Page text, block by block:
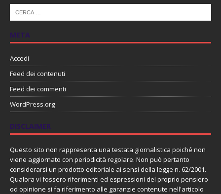
META
Accedi
Feed dei contenuti
Feed dei commenti
WordPress.org
DISCLAIMER
Questo sito non rappresenta una testata giornalistica poiché non
viene aggiornato con periodicità regolare. Non può pertanto
considerarsi un prodotto editoriale ai sensi della legge n. 62/2001.
Qualora vi fossero riferimenti ed espressioni del proprio pensiero
od opinione si fa riferimento alle garanzie contenute nell'articolo